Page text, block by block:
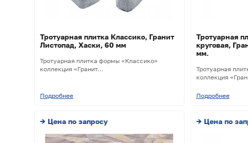
Тротуарная плитка Классико, Гранит
Листопад, Хаски, 60 мм
Тротуарная плитка формы «Классико»
коллекция «Гранит...
Подробнее
Тротуарная
круговая,
мм.
Тротуарная
коллекция
Подробнее
→ Цена по запросу → Цена по